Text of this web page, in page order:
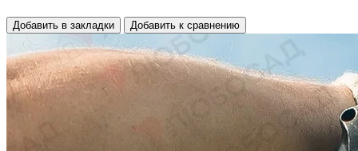
Добавить в закладки Добавить к сравнению